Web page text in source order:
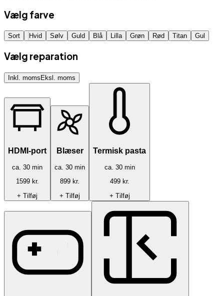
Vælg farve
Sort Hvid Sølv Guld Blå Lilla Grøn Rød Titan Gul
Vælg reparation
Inkl. momsEksl. moms
HDMI-port
ca. 30 min
1599kr.
+ Tilføj
Blæser
ca. 30 min
899 kr.
+ Tilføj
Termisk pasta
ca. 30min
499kr.
+ Tilføj